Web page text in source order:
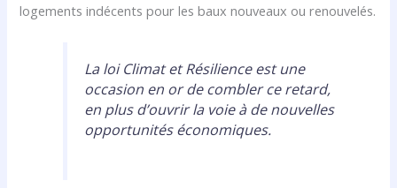
logements indécents pour les baux nouveaux ou renouvelés.
La loi Climat et Résilience est une
occasion en or de combler ce retard,
en plus d’ouvrir la voie à de nouvelles
opportunités économiques.